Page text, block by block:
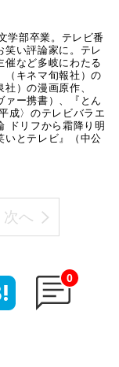
学部卒業。テレビ番
笑い評論家に。テレ
催など多岐にわたる
（キネマ旬報社）の
）の漫画原作、
ァー携書）、『とん
成〉のテレビバラエ
ドリフから霜降り明
いとテレビ』（中公
次へ
0